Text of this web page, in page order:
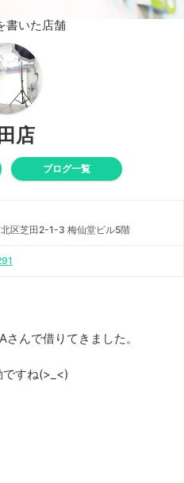
書いた店舗
店
ブログ一覧
区芝田2-1-3 梅仙堂ビル5階
さんで借りてきました。
すね(>_<)